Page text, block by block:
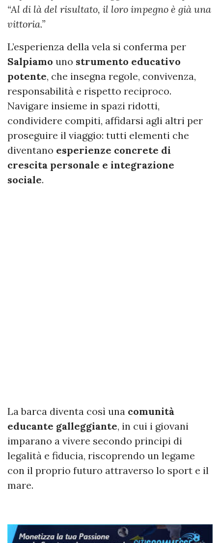
“Al di là del risultato, il loro impegno è già una
vittoria.”
L’esperienza della vela si conferma per
Salpiamo uno strumento educativo
potente, che insegna regole, convivenza,
responsabilità e rispetto reciproco.
Navigare insieme in spazi ridotti,
condividere compiti, affidarsi agli altri per
proseguire il viaggio: tutti elementi che
diventano esperienze concrete di
crescita personale e integrazione
sociale.
La barca diventa così una comunità
educante galleggiante, in cui i giovani
imparano a vivere secondo principi di
legalità e fiducia, riscoprendo un legame
con il proprio futuro attraverso lo sport e il
mare.